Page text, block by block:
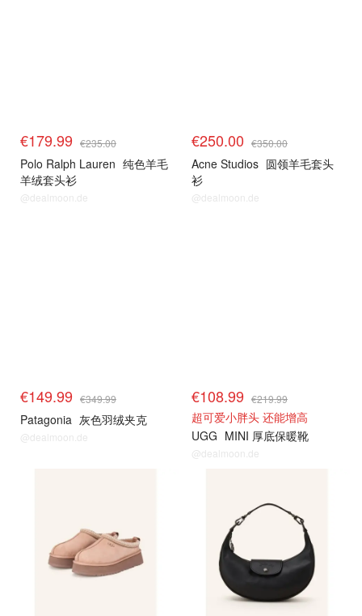
€179.99 €235.00
Polo Ralph Lauren 纯色羊毛
羊绒套头衫
@dealmoon.de
€250.00 €350.00
Acne Studios 圆领羊毛套头
衫
@dealmoon.de
€149.99 €349.99
Patagonia 灰色羽绒夹克
@dealmoon.de
€108.99 €219.99
超可爱小胖头 还能增高
UGG MINI 厚底保暖靴
@dealmoon.de